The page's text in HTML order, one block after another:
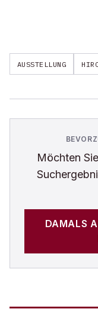
AUSSTELLUNG
Möchten Sie
DAMALS